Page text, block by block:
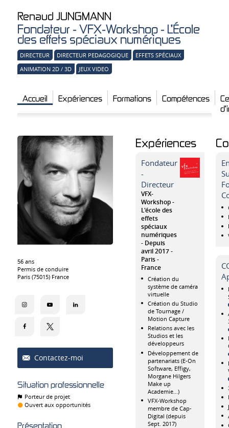
Renaud JUNGMANN
Fondateur - VFX-Workshop - L'École
des effets spéciaux numériques
DIRECTEUR DIRECTEUR PEDAGOGIQUE
EFFETS SPÉCIAUX
ANIMATION 2D / 3D
JEUX VIDEO
Accueil Expériences Formations Compétences
56 ans
Permis de conduire
Paris (75015) France
Contactez-moi
Situation professionnelle
Porteur de projet
Ouvert aux opportunités
Présentation
Expériences
Fondateur
-
Directeur
VFX-
Workshop -
L'école des
effets
spéciaux
numériques
Depuis
avril 2017
Paris
France
Création du
système de caméra
virtuelle
Création du Studio
de Tournage /
Motion Capture
Relations avec les
Studios et les
développeurs
Développement de
partenariats (E-On
Software, Effigy,
Morgane Hilgers
Make up
Academie...)
VFX-Workshop
membre de Cap-
Digital (depuis
Sept. 2017)